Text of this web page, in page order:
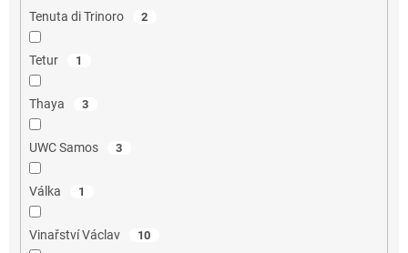
Tenuta di Trinoro 2
Tetur 1
Thaya 3
UWC Samos 3
Válka 1
Vinařství Václav 10